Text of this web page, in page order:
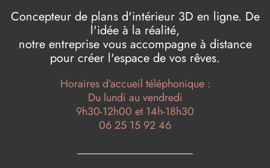
Concepteur de plans d'intérieur 3D en ligne. De
l'idée à la réalité,
notre entreprise vous accompagne à distance
pour créer l'espace de vos rêves.
Horaires d’accueil téléphonique :
Du lundi au vendredi
9h30-12h00 et 14h-18h30
06 25 15 92 46